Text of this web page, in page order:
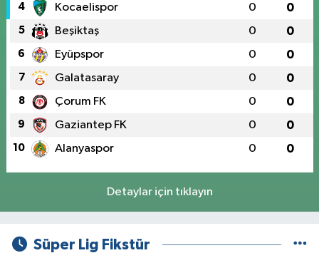
4 Kocaelispor 0 0
5 Beşiktaş 0 0
6 Eyüpspor 0 0
7 Galatasaray 0 0
8 Çorum FK 0 0
9 Gaziantep FK 0 0
10 Alanyaspor 0 0
Detaylar için tıklayın
Süper Lig Fikstür